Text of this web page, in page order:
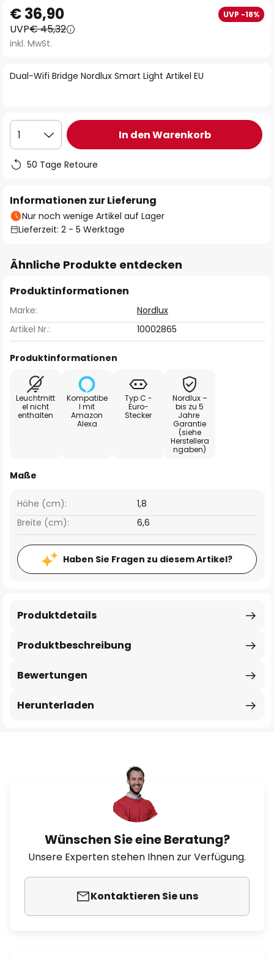
Anfang
der
Bildgalerie
Dual-Wifi Bridge Nordlux Smart Light Artikel EU
€ 36,90 UVP -18%
UVP€ 45,32
inkl. MwSt.
1 In den Warenkorb
50 Tage Retoure
Informationen zur Lieferung
Nur noch wenige Artikel auf Lager
Lieferzeit: 2 - 5 Werktage
Ähnliche Produkte entdecken
Produktinformationen
Marke:
Nordlux
Artikel Nr.:
10002865
Produktinformationen
Leuchtmitt
el nicht
enthalten
Kompatibe
l mit
Amazon
Alexa
Typ C -
Euro-
Stecker
Nordlux –
bis zu 5
Jahre
Garantie
(siehe
Herstellera
ngaben)
Maße
Breite (cm): 6,6
Höhe (cm): 1,8
Haben Sie Fragen zu diesem Artikel?
Produktbeschreibung
Produktdetails
Bewertungen
Herunterladen
Wünschen Sie eine Beratung?
Unsere Experten stehen Ihnen zur Verfügung.
Kontaktieren Sie uns